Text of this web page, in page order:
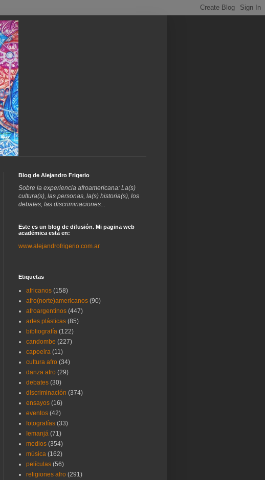
Blog de Alejandro Frigerio
Sobre la experiencia afroamericana: La(s)
cultura(s), las personas, la(s) historia(s), los
debates, las discriminaciones...
Este es un blog de difusión. Mi pagina web
académica está en:
www.alejandrofrigerio.com.ar
Etiquetas
africanos (158)
afro(norte)americanos (90)
afroargentinos (447)
artes plásticas (85)
bibliografía (122)
candombe (227)
capoeira (11)
cultura afro (34)
danza afro (29)
debates (30)
discriminación (374)
ensayos (16)
eventos (42)
fotografías (33)
Iemanjá (71)
medios (354)
música (162)
películas (56)
religiones afro (291)